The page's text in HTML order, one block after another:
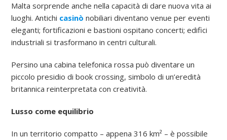
Malta sorprende anche nella capacità di dare nuova vita ai
luoghi. Antichi casinò nobiliari diventano venue per eventi
eleganti; fortificazioni e bastioni ospitano concerti; edifici
industriali si trasformano in centri culturali.
Persino una cabina telefonica rossa può diventare un
piccolo presidio di book crossing, simbolo di un’eredità
britannica reinterpretata con creatività.
Lusso come equilibrio
In un territorio compatto – appena 316 km² – è possibile